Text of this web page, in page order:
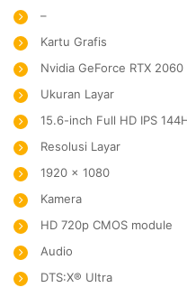
–
Kartu Grafis
Nvidia GeForce RTX 2060
Ukuran Layar
15.6-inch Full HD IPS
Resolusi Layar
1920 x 1080
Kamera
HD 720p CMOS module
Audio
DTS:X® Ultra